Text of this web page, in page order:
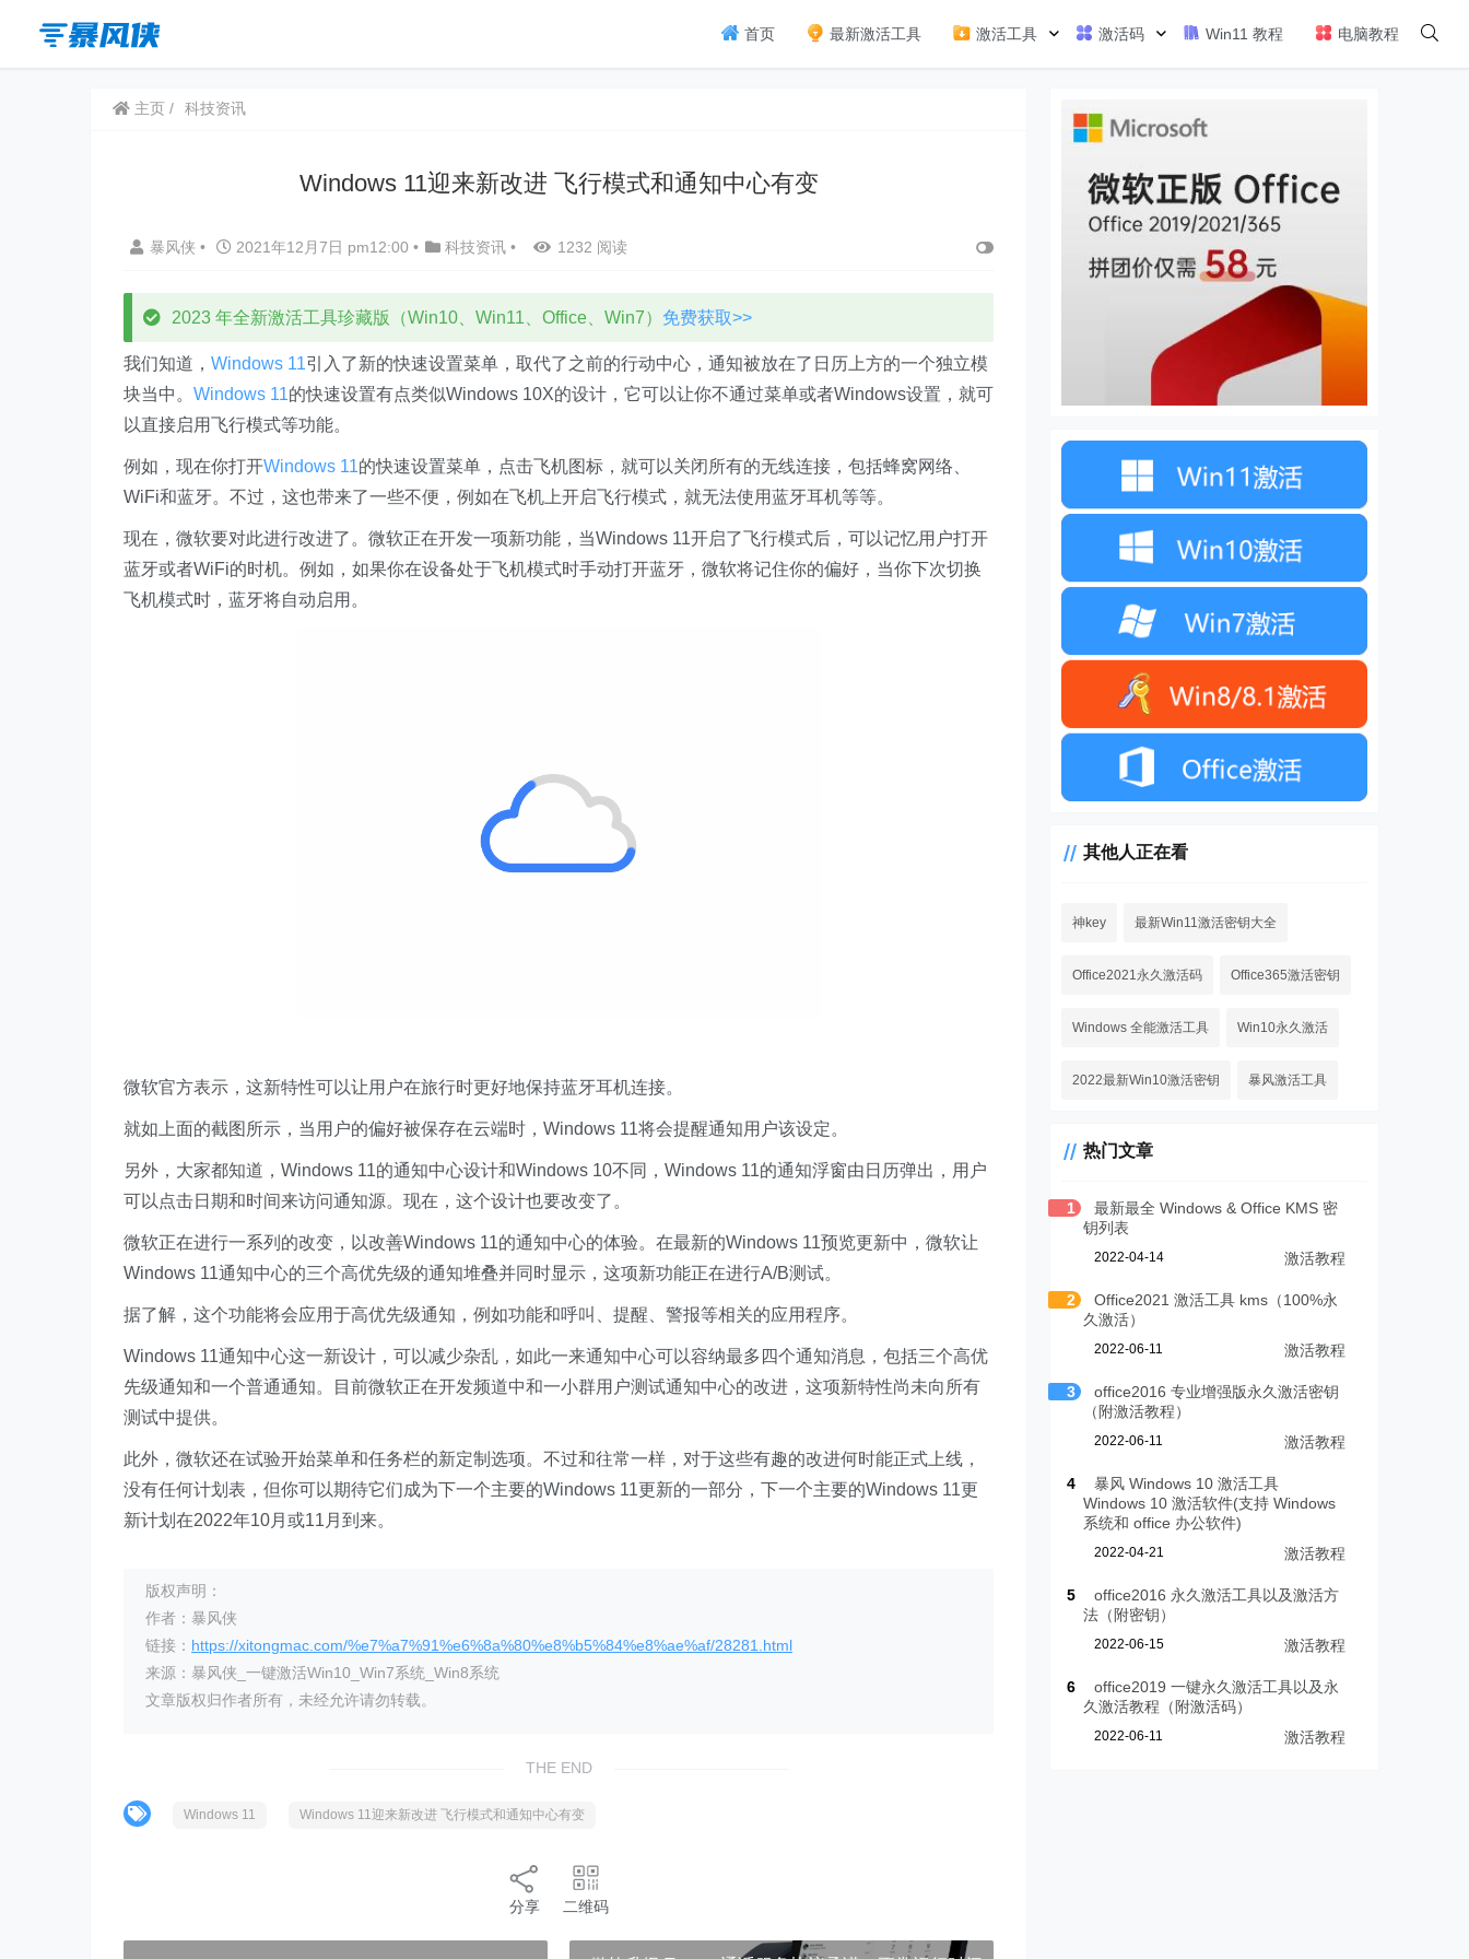
首页 最新激活工具 激活工具 激活码 Win11 教程 电脑教程
主页 科技资讯
Windows 11迎来新改进 飞行模式和通知中心有变
暴风侠 • 2021年12月7日 pm12:00 • 科技资讯 • 1232 阅读
2023 年全新激活工具珍藏版（Win10、Win11、Office、Win7） 免费获取>>
我们知道， Windows 11引入了新的快速设置菜单，取代了之前的行动中心，通知被放在了日历上方的一个独立模
块当中。 Windows 11的快速设置有点类似Windows 10X的设计，它可以让你不通过菜单或者Windows设置，就可
以直接启用飞行模式等功能。
例如，现在你打开Windows 11的快速设置菜单，点击飞机图标，就可以关闭所有的无线连接，包括蜂窝网络、
WiFi和蓝牙。不过，这也带来了一些不便，例如在飞机上开启飞行模式，就无法使用蓝牙耳机等等。
现在，微软要对此进行改进了。微软正在开发一项新功能，当Windows 11开启了飞行模式后，可以记忆用户打开
蓝牙或者WiFi的时机。例如，如果你在设备处于飞机模式时手动打开蓝牙，微软将记住你的偏好，当你下次切换
飞机模式时，蓝牙将自动启用。
微软官方表示，这新特性可以让用户在旅行时更好地保持蓝牙耳机连接。
就如上面的截图所示，当用户的偏好被保存在云端时，Windows 11将会提醒通知用户该设定。
另外，大家都知道，Windows 11的通知中心设计和Windows 10不同，Windows 11的通知浮窗由日历弹出，用户
可以点击日期和时间来访问通知源。现在，这个设计也要改变了。
微软正在进行一系列的改变，以改善Windows 11的通知中心的体验。在最新的Windows 11预览更新中，微软让
Windows 11通知中心的三个高优先级的通知堆叠并同时显示，这项新功能正在进行A/B测试。
据了解，这个功能将会应用于高优先级通知，例如功能和呼叫、提醒、警报等相关的应用程序。
Windows 11通知中心这一新设计，可以减少杂乱，如此一来通知中心可以容纳最多四个通知消息，包括三个高优
先级通知和一个普通通知。目前微软正在开发频道中和一小群用户测试通知中心的改进，这项新特性尚未向所有
测试中提供。
此外，微软还在试验开始菜单和任务栏的新定制选项。不过和往常一样，对于这些有趣的改进何时能正式上线，
没有任何计划表，但你可以期待它们成为下一个主要的Windows 11更新的一部分，下一个主要的Windows 11更
新计划在2022年10月或11月到来。
版权声明：
作者：暴风侠
链接： https://xitongmac.com/%e7%a7%91%e6%8a%80%e8%b5%84%e8%ae%af/28281.html
来源：暴风侠_一键激活Win10_Win7系统_Win8系统
文章版权归作者所有，未经允许请勿转载。
THE END
Windows 11 Windows 11迎来新改进 飞行模式和通知中心有变
分享 二维码
其他人正在看
神key 最新Win11激活密钥大全
Office2021永久激活码 Office365激活密钥
Windows 全能激活工具 Win10永久激活
2022最新Win10激活密钥 暴风激活工具
热门文章
1
最新最全 Windows & Office KMS 密
钥列表
2022-04-14 激活教程
2
Office2021 激活工具 kms（100%永
久激活）
2022-06-11 激活教程
3
office2016 专业增强版永久激活密钥
（附激活教程）
2022-06-11 激活教程
4
暴风 Windows 10 激活工具
Windows 10 激活软件(支持 Windows
系统和 office 办公软件)
2022-04-21 激活教程
5
office2016 永久激活工具以及激活方
法（附密钥）
2022-06-15 激活教程
6
office2019 一键永久激活工具以及永
久激活教程（附激活码）
2022-06-11 激活教程